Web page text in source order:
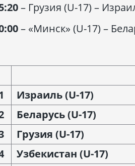
– Грузия (U-17) –
– «Минск» (U-17) –
Израиль(U-17)
Беларусь(U-17)
Грузия (U-17)
Узбекистан (U-17)